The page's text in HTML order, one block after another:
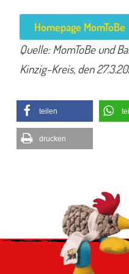
Homepage MomToBe
Quelle: MomToBe und
Kinzig-Kreis, den
teilen
drucken